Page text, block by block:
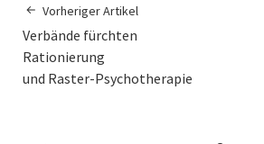
Vorheriger Artikel
Verbände fürchten
Rationierung
und Raster-Psychotherapie